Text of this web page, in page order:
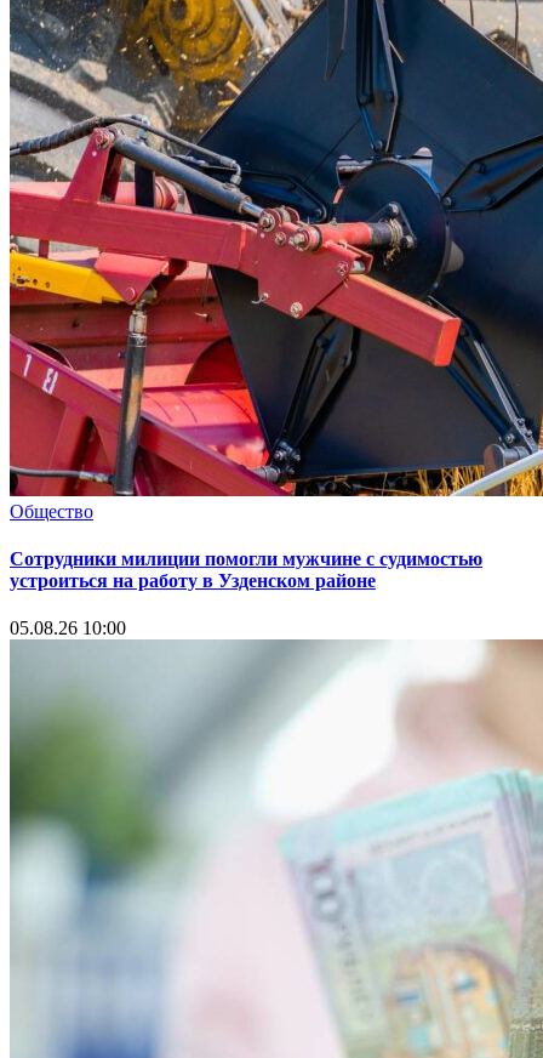
Общество
Сотрудники милиции помогли мужчине с судимостью
устроиться на работу в Узденском районе
05.08.26 10:00